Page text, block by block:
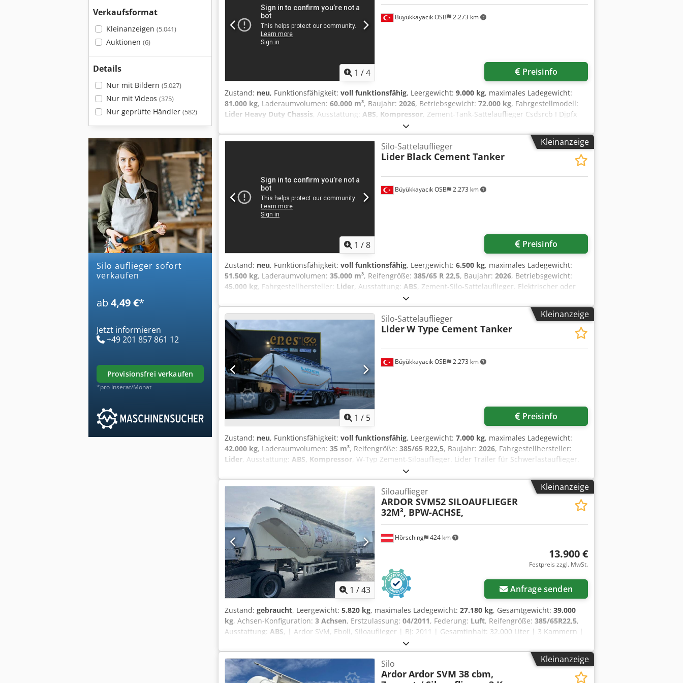
Verkaufsformat
Kleinanzeigen (5.041)
Auktionen (6)
Details
Nur mit Bildern (5.027)
Nur mit Videos (375)
Nur geprüfte Händler (582)
silo auflieger sofort
verkaufen
ab 4,49 €*
Jetzt informieren
+49 201 857 861 12
provisionsfrei verkaufen
*pro Inserat/Monat
FahrzeugsTÜV/SP AbnahmeKomplette ExportabwicklungVermittlung von FinanzierungenBeantragung von
ExportkennzeichenÜberführung von FahrzeugenZulassung von FahrzeugenBergungen und
Fahrzeugtransporte----?IHR VTS TEAM 8040 mm Radstand 385/65R22,5 39000 kg
1 /4
Büyükkayacık OSB 2.273 km
Preisinfo
Zustand: neu, Funktionsfähigkeit: voll funktionsfähig, Leergewicht: 9.000 kg, maximales Ladegewicht:
81.000 kg, Laderaumvolumen: 60.000 m³, Baujahr: 2026, Betriebsgewicht: 72.000 kg, Fahrgestellmodell:
Lider Heavy Duty Chassis, Ausstattung: ABS, Kompressor, Zement-Tank-Sattelauflieger Csdsrcb I Djpfx
Adzorf Lider Trailer für Schwerlastauflieger. Hochwertige und langlebige Fertigung. Produktion nach EU-
Standards. EBS- oder Zweileiter-Bremssysteme. 1 Jahr Garantie. Baujahr 2026. Farbe nach
Kleinanzeige
1 /8
Büyükkayacık OSB 2.273 km
Silo-Sattelauflieger
Lider Black Cement Tanker
Preisinfo
Zustand: neu, Funktionsfähigkeit: voll funktionsfähig, Leergewicht: 6.500 kg, maximales Ladegewicht:
51.500 kg, Laderaumvolumen: 35.000 m³, Reifengröße: 385/65 R 22,5, Baujahr: 2026, Betriebsgewicht:
45.000 kg, Fahrgestellhersteller: Lider, Ausstattung: ABS, Zement-Silo-Sattelauflieger. Elektrischer oder
Dieselmotor-Kompressor. Lider Trailer für Schwerlastauflieger. Hochwertige und langlebige Fertigung. EU-
Standards. EBS- oder Zweileitungs-Bremssysteme. Ein Jahr Garantie. Kundenindividuelle Lackierung.
Baujahr 2026. Csdpfx Adorcb Rmozerf
Kleinanzeige
1 / 5
Büyükkayacık OSB 2.273 km
Silo-Sattelauflieger
LiderW Type Cement Tanker
Preisinfo
Zustand: neu, Funktionsfähigkeit: voll funktionsfähig, Leergewicht: 7.000 kg, maximales Ladegewicht:
42.000 kg, Laderaumvolumen: 35 m³, Reifengröße: 385/65 R22,5, Baujahr: 2026, Fahrgestellhersteller:
Lider, Ausstattung: ABS, Kompressor, W-Typ Zement-Siloauflieger. Lider Trailer für Schwerlastauflieger.
Hochwertige und langlebige Fertigung. EU-Standards. Ein Jahr Garantie. Farbe nach Kundenwunsch.
Produktion 2026. Crsdpercb Ivefx Adzjf
Kleinanzeige
1 /43
Hörsching 424 km
Siloauflieger
ARDOR SVM52 SILOAUFLIEGER
32M³, BPW-ACHSE,
13.900 €
Festpreis zzgl. MwSt.
Anfrage senden
Zustand: gebraucht, Leergewicht: 5.820 kg, maximales Ladegewicht: 27.180 kg, Gesamtgewicht: 39.000
kg, Achsen-Konfiguration: 3 Achsen, Erstzulassung: 04/2011, Federung: Luft, Reifengröße: 385/65R22,5,
Ausstattung: ABS, | Ardor SVM, Eboli, Siloauflieger | BJ: 2011 | Gesamtinhalt: 32.000 Liter | 3 Kammern |
BPW-Achsen mit Scheibenbremse | Reserveradhalter | Österreichisches Fahrzeug | Irrtum, Eingabe und
Vorverkauf vorbehalten Crodeyvik Depfx Adzef
Kleinanzeige
Silo
ArdorArdor SVM 38 cbm,